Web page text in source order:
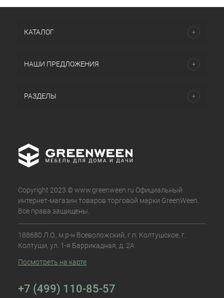
КАТАЛОГ
НАШИ ПРЕДЛОЖЕНИЯ
РАЗДЕЛЫ
Copyright 2023 © www.greenween.ru Официальный
интернет-магазин товаров торговой марки GreenWeen.
Все права защищены.
188680 Л.О., м.р-н Всеволожский, г.п. Колтушское, г.
Колтуши, ул. 1-я Баррикадная, д. 2А
Посмотреть на карте
+7 (499) 110-85-57